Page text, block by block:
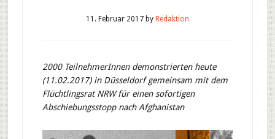
11. Februar 2017by Redaktion
2000 TeilnehmerInnen demonstrierten heute
(11.02.2017) in Düsseldorf gemeinsam mit dem
Flüchtlingsrat NRW für einen sofortigen
Abschiebungsstopp nach Afghanistan